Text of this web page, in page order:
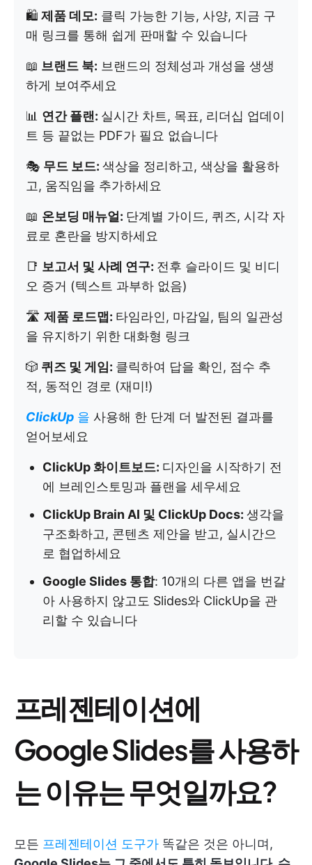
🛍️ 제품 데모: 클릭 가능한 기능, 사양, 지금 구
매 링크를 통해 쉽게 판매할 수 있습니다
📖 브랜드 북: 브랜드의 정체성과 개성을 생생
하게 보여주세요
📊 연간 플랜: 실시간 차트, 목표, 리더십 업데이
트 등 끝없는 PDF가 필요 없습니다
🎭 무드 보드: 색상을 정리하고, 색상을 활용하
고, 움직임을 추가하세요
📖 온보딩 매뉴얼: 단계별 가이드, 퀴즈, 시각 자
료로 혼란을 방지하세요
📑 보고서 및 사례 연구: 전후 슬라이드 및 비디
오 증거 (텍스트 과부하 없음)
🛣️ 제품 로드맵: 타임라인, 마감일, 팀의 일관성
을 유지하기 위한 대화형 링크
🎲 퀴즈 및 게임: 클릭하여 답을 확인, 점수 추
적, 동적인 경로 (재미!)
ClickUp 을 사용해 한 단계 더 발전된 결과를
얻어보세요
ClickUp 화이트보드: 디자인을 시작하기 전
에 브레인스토밍과 플랜을 세우세요
ClickUp Brain AI 및 ClickUp Docs: 생각을
구조화하고, 콘텐츠 제안을 받고, 실시간으
로 협업하세요
Google Slides 통합: 10개의 다른 앱을 번갈
아 사용하지 않고도 Slides와 ClickUp을 관
리할 수 있습니다
프레젠테이션에
Google Slides를 사용하
는 이유는 무엇일까요?
모든 프레젠테이션 도구가 똑같은 것은 아니며,